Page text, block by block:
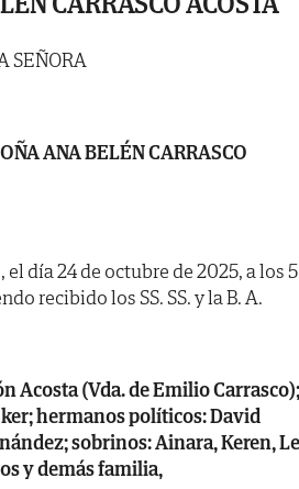
SEÑORA
ANA BELÉN CARRASCO
día 24 de octubre de 2025, a los
recibido los SS. SS. y la B. A.
Acosta (Vda. de Emilio Carrasco);
hermanos políticos: David
sobrinos: Ainara, Keren,
y demás familia,